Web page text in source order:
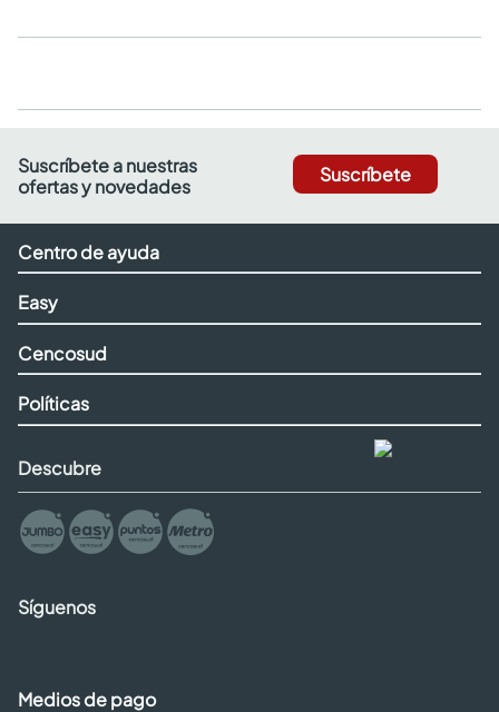
Suscríbete a nuestras
ofertas y novedades
Suscríbete
Centro de ayuda
Easy
Cencosud
Políticas
Descubre
Síguenos
Medios de pago